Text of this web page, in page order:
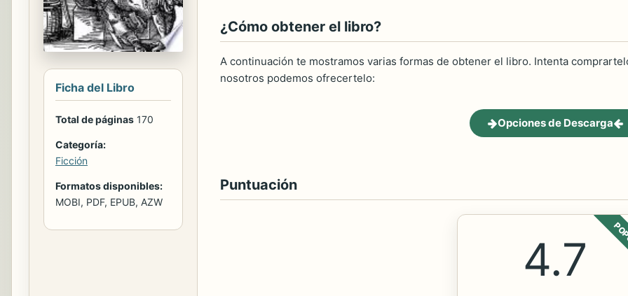
Ficha del Libro
Total de páginas 170
Categoría:
Ficción
Formatos disponibles:
MOBI, PDF, EPUB, AZW
¿Cómo obtener el libro?
A continuación te mostramos varias formas de obtener el libro. Intenta
nosotros podemos ofrecertelo:
Opciones de Descarga
Puntuación
4.7